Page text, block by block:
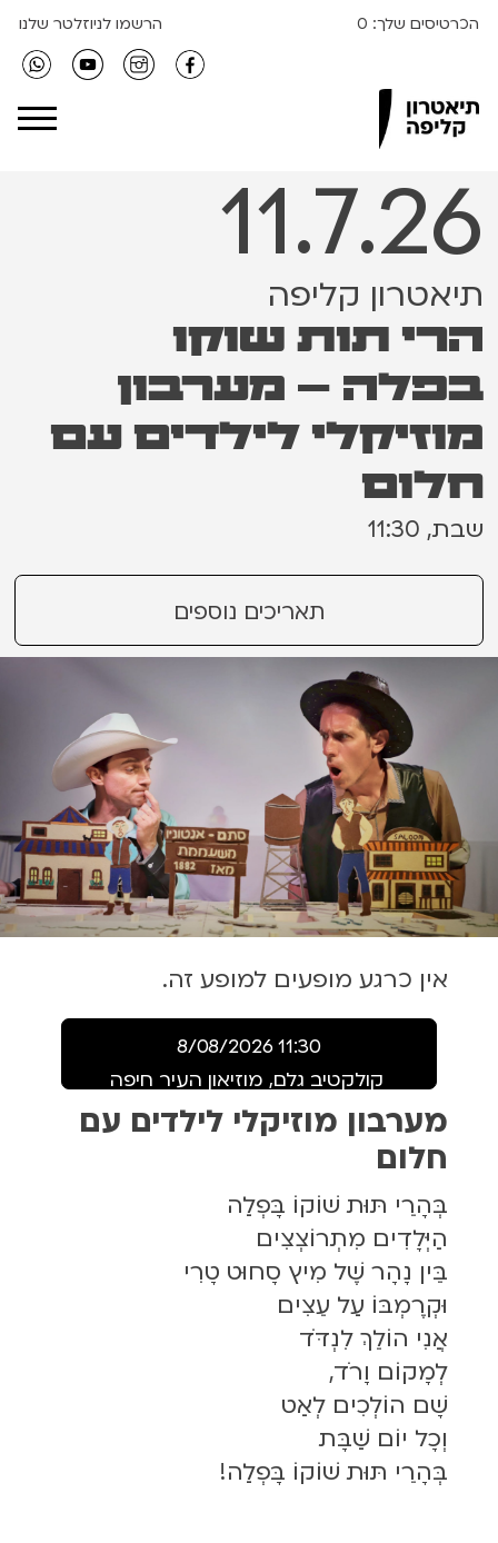
הכרטיסים שלך: 0 הרשמו לניוזלטר שלנו
Clipa Theater
11.7.26
תיאטרון קליפה
הרי תות שוקו
בפלה – מערבון
מוזיקלי לילדים עם
חלום
שבת, 11:30
תאריכים נוספים
אין כרגע מופעים למופע זה.
11:30 8/08/2026
קולקטיב גלם, מוזיאון העיר חיפה
מערבון מוזיקלי לילדים עם
חלום
בְּהָרֵי תּוּת שׁוֹקוֹ בָּפְלַה
הַיְּלָדִים מִתְרוֹצְצִים
בֵּין נָהָר שֶׁל מִיץ סָחוּט טָרִי
וּקְרֶמְבּוֹ עַל עֵצִים
אֲנִי הוֹלֵךְ לִנְדֹּד
לְמָקוֹם וָרֹד,
שָׁם הוֹלְכִים לְאַט
וְכָל יוֹם שַׁבָּת
בְּהָרֵי תּוּת שׁוֹקוֹ בָּפְלַה!